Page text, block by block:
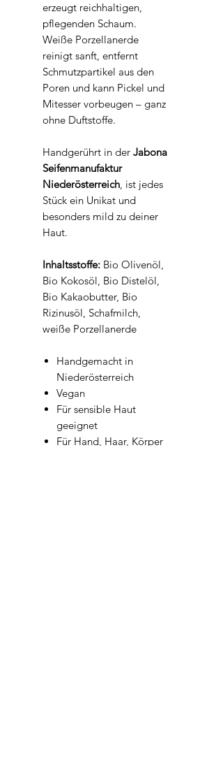
erzeugt reichhaltigen,
pflegenden Schaum.
Weiße Porzellanerde
reinigt sanft, entfernt
Schmutzpartikel aus den
Poren und kann Pickel und
Mitesser vorbeugen – ganz
ohne Duftstoffe.
Handgerührt in der Jabona
Seifenmanufaktur
Niederösterreich, ist jedes
Stück ein Unikat und
besonders mild zu deiner
Haut.
Inhaltsstoffe: Bio Olivenöl,
Bio Kokosöl, Bio Distelöl,
Bio Kakaobutter, Bio
Rizinusöl, Schafmilch,
weiße Porzellanerde
Handgemacht in
Niederösterreich
Vegan
Für sensible Haut
geeignet
Für Hand, Haar, Körper